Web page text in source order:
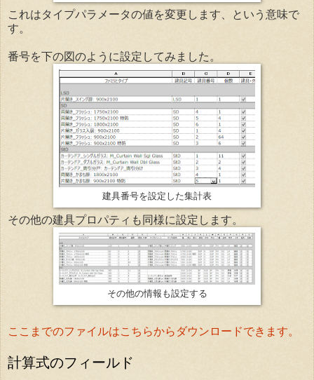
これはタイプパラメータの値を変更します、という意味で
す。
番号を下の図のように設定してみました。
建具番号を設定した集計表
その他の建具プロパティも同様に設定します。
その他の情報も設定する
ここまでのファイルはこちらからダウンロードできます。
計算式のフィールド